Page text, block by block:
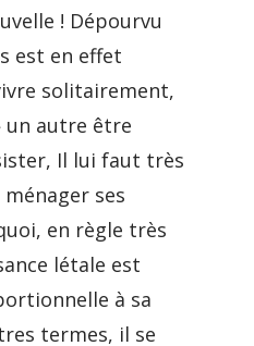
! Dépourvu
est en effet
solitairement,
un autre être
Il lui faut très
ses
en règle très
létale est
à sa
termes, il se